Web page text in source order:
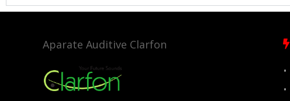
Aparate Auditive Clarfon